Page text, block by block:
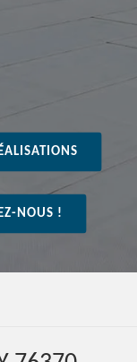
NOUS !